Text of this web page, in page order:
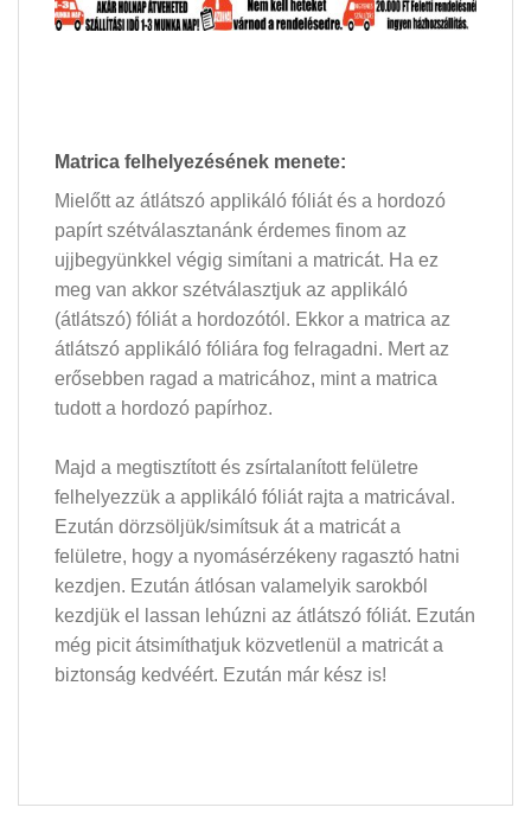
Matrica felhelyezésének menete:
Mielőtt az átlátszó applikáló fóliát és a hordozó
papírt szétválasztanánk érdemes finom az
ujjbegyünkkel végig simítani a matricát. Ha ez
meg van akkor szétválasztjuk az applikáló
(átlátszó) fóliát a hordozótól. Ekkor a matrica az
átlátszó applikáló fóliára fog felragadni. Mert az
erősebben ragad a matricához, mint a matrica
tudott a hordozó papírhoz.
Majd a megtisztított és zsírtalanított felületre
felhelyezzük a applikáló fóliát rajta a matricával.
Ezután dörzsöljük/simítsuk át a matricát a
felületre, hogy a nyomásérzékeny ragasztó hatni
kezdjen. Ezután átlósan valamelyik sarokból
kezdjük el lassan lehúzni az átlátszó fóliát. Ezután
még picit átsimíthatjuk közvetlenül a matricát a
biztonság kedvéért. Ezután már kész is!